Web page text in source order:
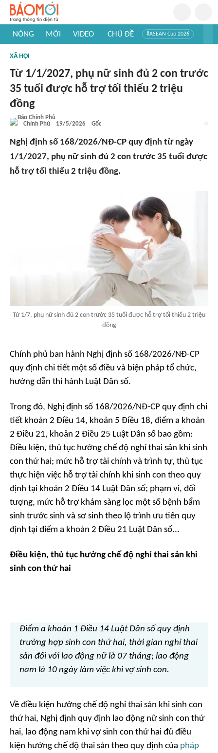
NÓNG MỚI VIDEO CHỦ ĐỀ #ASEAN Cup 2026
#Khám phá thế giới
XÃ HỘI
Từ 1/1/2027, phụ nữ sinh đủ 2 con trước
35 tuổi được hỗ trợ tối thiểu 2 triệu
đồng
Chính Phủ 19/5/2026 Gốc
Nghị định số 168/2026/NĐ-CP quy định từ ngày
1/1/2027, phụ nữ sinh đủ 2 con trước 35 tuổi được
hỗ trợ tối thiểu 2 triệu đồng.
Từ 1/7, phụ nữ sinh đủ 2 con trước 35 tuổi được hỗ trợ tối thiểu 2 triệu
đồng
Chính phủ ban hành Nghị định số 168/2026/NĐ-CP
quy định chi tiết một số điều và biện pháp tổ chức,
hướng dẫn thi hành Luật Dân số.
Trong đó, Nghị định số 168/2026/NĐ-CP quy định chi
tiết khoản 2 Điều 14, khoản 5 Điều 18, điểm a khoản
2 Điều 21, khoản 2 Điều 25 Luật Dân số bao gồm:
Điều kiện, thủ tục hưởng chế độ nghỉ thai sản khi sinh
con thứ hai; mức hỗ trợ tài chính và trình tự, thủ tục
thực hiện việc hỗ trợ tài chính khi sinh con theo quy
định tại khoản 2 Điều 14 Luật Dân số; phạm vi, đối
tượng, mức hỗ trợ khám sàng lọc một số bệnh bẩm
sinh trước sinh và sơ sinh theo lộ trình ưu tiên quy
định tại điểm a khoản 2 Điều 21 Luật Dân số...
Điều kiện, thủ tục hưởng chế độ nghỉ thai sản khi
sinh con thứ hai
Điểm a khoản 1 Điều 14 Luật Dân số quy định
trường hợp sinh con thứ hai, thời gian nghỉ thai
sản đối với lao động nữ là 07 tháng; lao động
nam là 10 ngày làm việc khi vợ sinh con.
Về điều kiện hưởng chế độ nghỉ thai sản khi sinh con
thứ hai, Nghị định quy định lao động nữ sinh con thứ
hai, lao động nam khi vợ sinh con thứ hai đủ điều
kiện hưởng chế độ thai sản theo quy định của pháp